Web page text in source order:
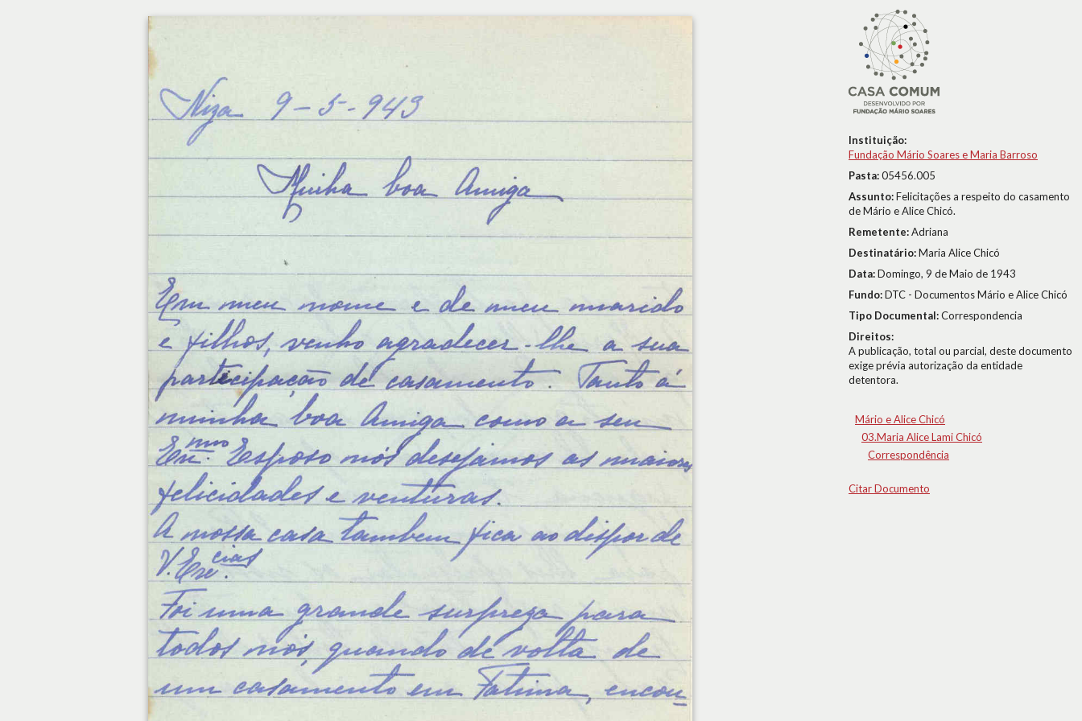
Instituição:
Fundação Mário Soares e Maria Barroso
Pasta:05456.005
Assunto:Felicitações a respeito do casamento
de Mário e Alice Chicó.
Remetente:Adriana
Destinatário:Maria Alice Chicó
Data:Domingo, 9 de Maio de 1943
Fundo:DTC - Documentos Mário e Alice Chicó
Tipo Documental:Correspondencia
Direitos:
A publicação, total ou parcial, deste documento
exige prévia autorização da entidade
detentora.
Mário e Alice Chicó
03.Maria Alice Lami Chicó
Correspondência
Citar Documento